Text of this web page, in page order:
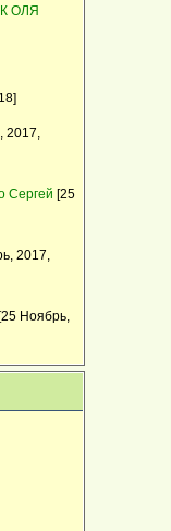
ОЛЯ
2017,
Сергей [25
2017,
Ноябрь,